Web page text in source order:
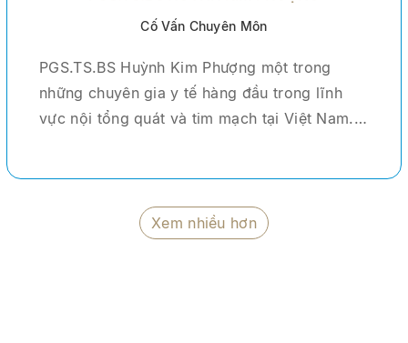
Cố Vấn Chuyên Môn
PGS.TS.BS Huỳnh Kim Phượng một trong
những chuyên gia y tế hàng đầu trong lĩnh
vực nội tổng quát và tim mạch tại Việt Nam.
Bác sĩ từng đảm nhiệm vai trò Trưởng khoa
Xem nhiều hơn